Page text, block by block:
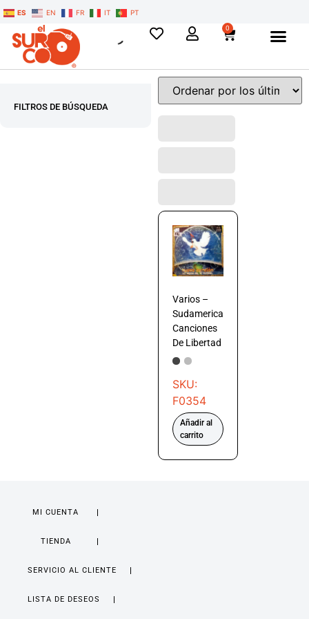
ES EN FR IT PT
0
FILTROS DE BÚSQUEDA
Varios –
Sudamerica
Canciones
De Libertad
SKU:
F0354
Añadir al
carrito
MI CUENTA
TIENDA
SERVICIO AL CLIENTE
LISTA DE DESEOS